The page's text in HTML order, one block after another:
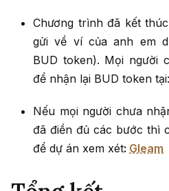
Chương trình đã kết
gửi về ví của anh em
BUD token). Mọi người
để nhận lại BUD token tại:
Nếu mọi người chưa
đã điền đủ các bước thì
để dự án xem xét: Gleam